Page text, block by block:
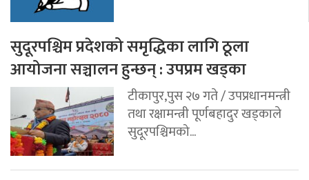
सुदूरपश्चिम प्रदेशको समृद्धिका लागि ठूला
आयोजना सञ्चालन हुन्छन् : उपप्रम खड्का
टीकापुर,पुस २७ गते / उपप्रधानमन्त्री
तथा रक्षामन्त्री पूर्णबहादुर खड्काले
सुदूरपश्चिमको...